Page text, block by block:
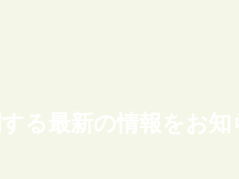
る最新の情報をお